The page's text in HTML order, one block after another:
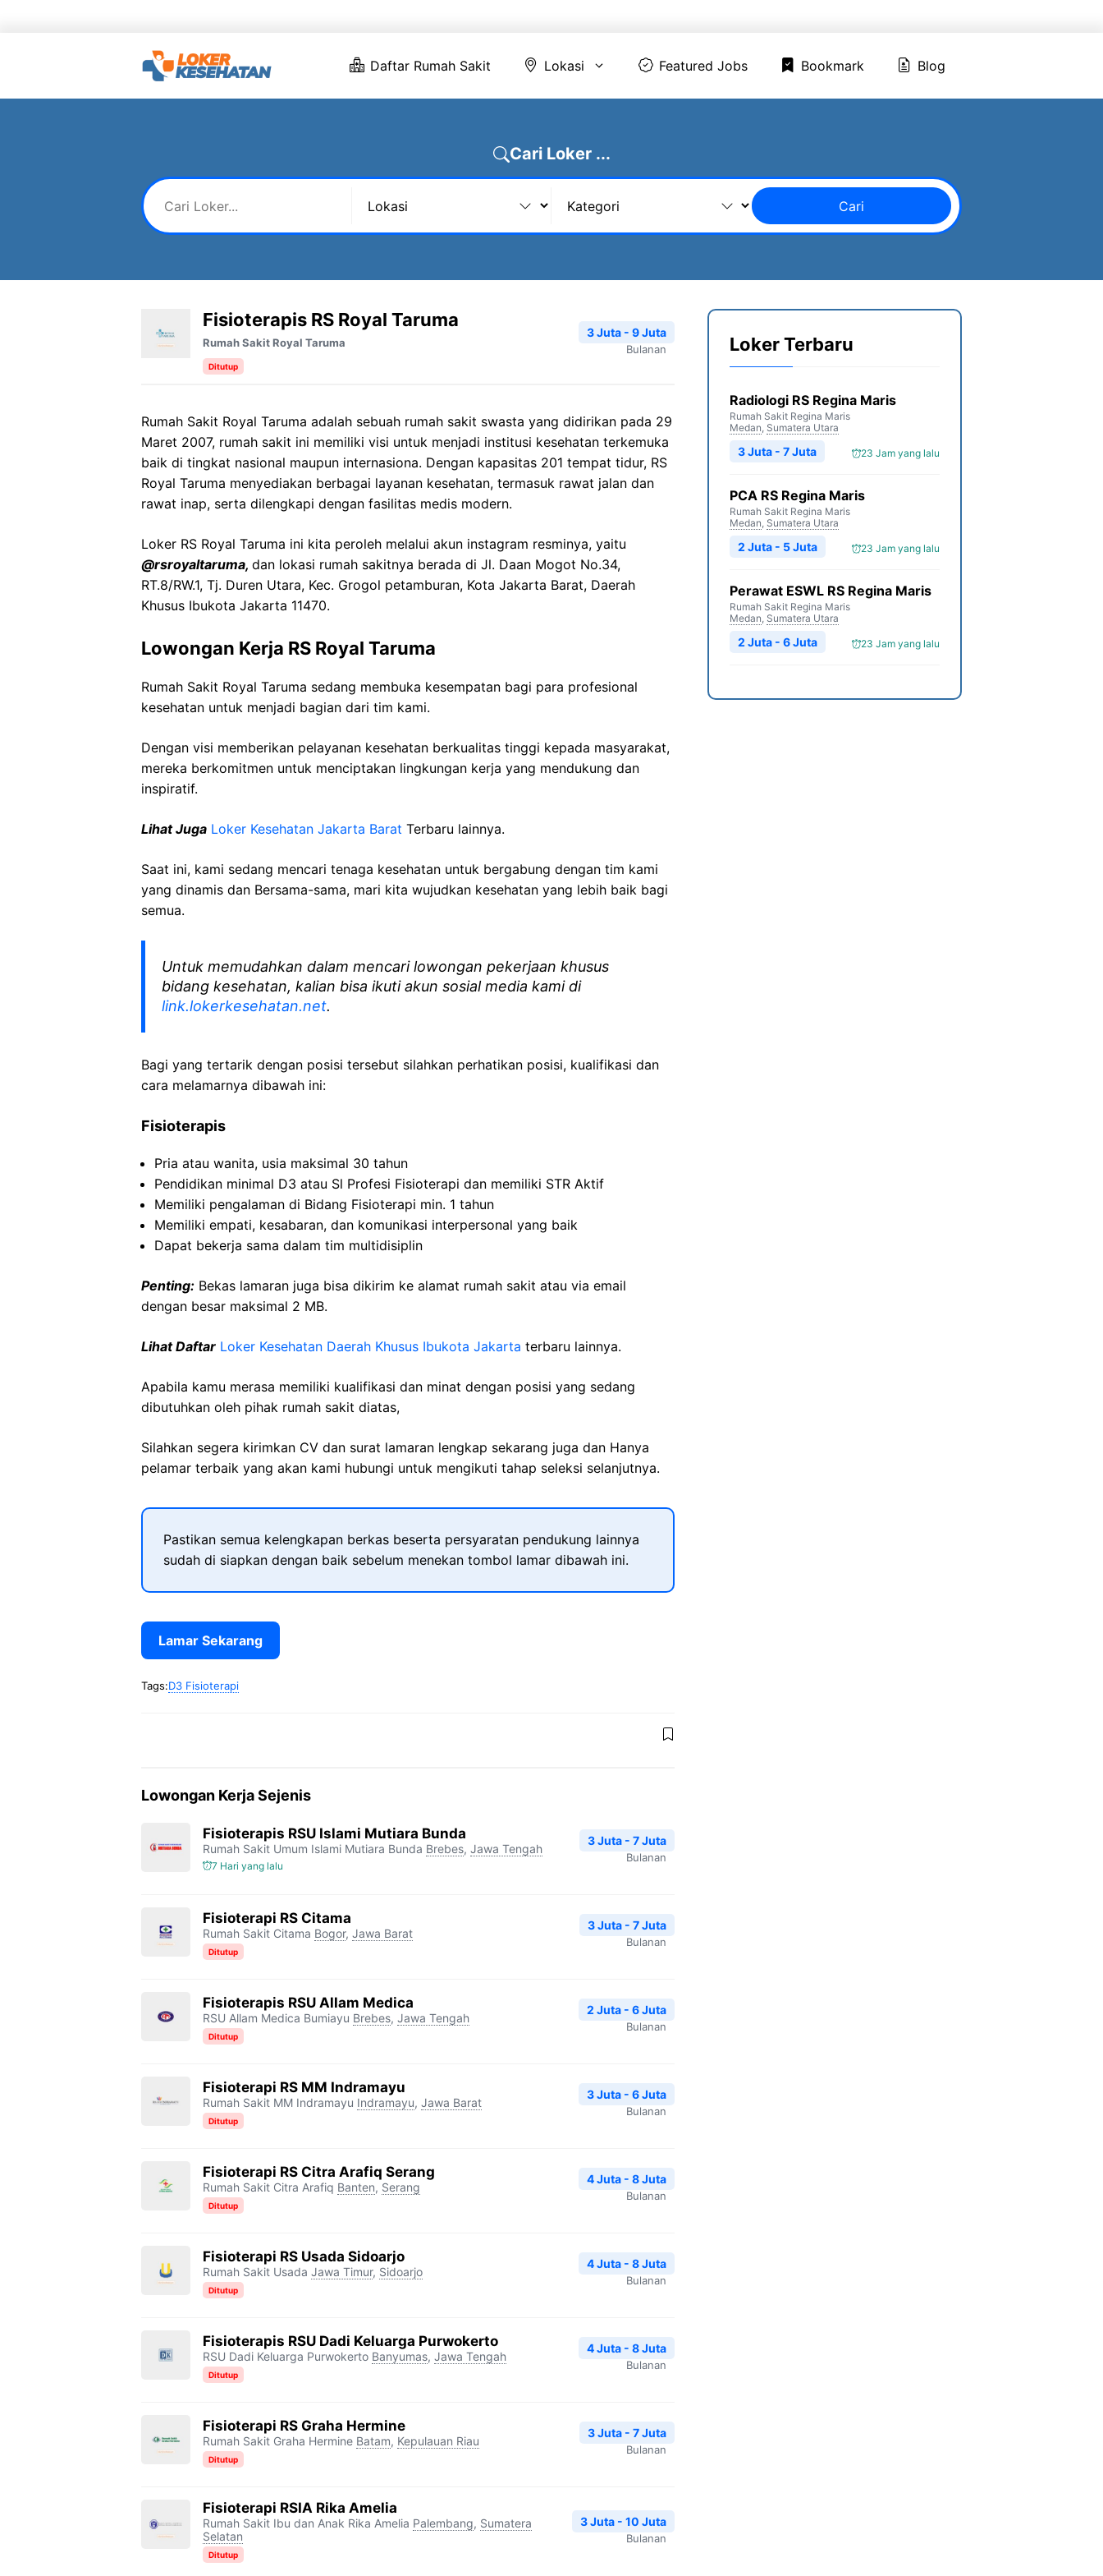
Daftar Rumah Sakit Lokasi Featured Jobs Bookmark Blog
Cari Loker ...
Cari
Fisioterapis RS Royal Taruma
Rumah Sakit Royal Taruma
Ditutup
3 Juta - 9 Juta
Bulanan
Rumah Sakit Royal Taruma adalah sebuah rumah sakit swasta yang didirikan pada 29
Maret 2007, rumah sakit ini memiliki visi untuk menjadi institusi kesehatan terkemuka
baik di tingkat nasional maupun internasiona. Dengan kapasitas 201 tempat tidur, RS
Royal Taruma menyediakan berbagai layanan kesehatan, termasuk rawat jalan dan
rawat inap, serta dilengkapi dengan fasilitas medis modern.
Loker RS Royal Taruma ini kita peroleh melalui akun instagram resminya, yaitu
@rsroyaltaruma, dan lokasi rumah sakitnya berada di Jl. Daan Mogot No.34,
RT.8/RW.1, Tj. Duren Utara, Kec. Grogol petamburan, Kota Jakarta Barat, Daerah
Khusus Ibukota Jakarta 11470.
Lowongan Kerja RS Royal Taruma
Rumah Sakit Royal Taruma sedang membuka kesempatan bagi para profesional
kesehatan untuk menjadi bagian dari tim kami.
Dengan visi memberikan pelayanan kesehatan berkualitas tinggi kepada masyarakat,
mereka berkomitmen untuk menciptakan lingkungan kerja yang mendukung dan
inspiratif.
Lihat Juga Loker Kesehatan Jakarta Barat Terbaru lainnya.
Saat ini, kami sedang mencari tenaga kesehatan untuk bergabung dengan tim kami
yang dinamis dan Bersama-sama, mari kita wujudkan kesehatan yang lebih baik bagi
semua.
Untuk memudahkan dalam mencari lowongan pekerjaan khusus
bidang kesehatan, kalian bisa ikuti akun sosial media kami di
link.lokerkesehatan.net.
Bagi yang tertarik dengan posisi tersebut silahkan perhatikan posisi, kualifikasi dan
cara melamarnya dibawah ini:
Fisioterapis
Pria atau wanita, usia maksimal 30 tahun
Pendidikan minimal D3 atau Sl Profesi Fisioterapi dan memiliki STR Aktif
Memiliki pengalaman di Bidang Fisioterapi min. 1 tahun
Memiliki empati, kesabaran, dan komunikasi interpersonal yang baik
Dapat bekerja sama dalam tim multidisiplin
Penting: Bekas lamaran juga bisa dikirim ke alamat rumah sakit atau via email
dengan besar maksimal 2 MB.
Lihat Daftar Loker Kesehatan Daerah Khusus Ibukota Jakarta terbaru lainnya.
Apabila kamu merasa memiliki kualifikasi dan minat dengan posisi yang sedang
dibutuhkan oleh pihak rumah sakit diatas,
Silahkan segera kirimkan CV dan surat lamaran lengkap sekarang juga dan Hanya
pelamar terbaik yang akan kami hubungi untuk mengikuti tahap seleksi selanjutnya.
Pastikan semua kelengkapan berkas beserta persyaratan pendukung lainnya
sudah di siapkan dengan baik sebelum menekan tombol lamar dibawah ini.
Lamar Sekarang
Tags:D3 Fisioterapi
Lowongan Kerja Sejenis
Fisioterapis RSU Islami Mutiara Bunda
Rumah Sakit Umum Islami Mutiara Bunda Brebes, Jawa Tengah
7 Hari yang lalu
3 Juta - 7 Juta
Bulanan
Fisioterapi RS Citama
Rumah Sakit Citama Bogor, Jawa Barat
Ditutup
3 Juta - 7 Juta
Bulanan
Fisioterapis RSU Allam Medica
RSU Allam Medica Bumiayu Brebes, Jawa Tengah
Ditutup
2 Juta - 6 Juta
Bulanan
Fisioterapi RS MM Indramayu
Rumah Sakit MM Indramayu Indramayu, Jawa Barat
Ditutup
3 Juta - 6 Juta
Bulanan
Fisioterapi RS Citra Arafiq Serang
Rumah Sakit Citra Arafiq Banten, Serang
Ditutup
4 Juta - 8 Juta
Bulanan
Fisioterapi RS Usada Sidoarjo
Rumah Sakit Usada Jawa Timur, Sidoarjo
Ditutup
4 Juta - 8 Juta
Bulanan
Fisioterapis RSU Dadi Keluarga Purwokerto
RSU Dadi Keluarga Purwokerto Banyumas, Jawa Tengah
Ditutup
4 Juta - 8 Juta
Bulanan
Fisioterapi RS Graha Hermine
Rumah Sakit Graha Hermine Batam, Kepulauan Riau
Ditutup
3 Juta - 7 Juta
Bulanan
Fisioterapi RSIA Rika Amelia
Rumah Sakit Ibu dan Anak Rika Amelia Palembang, Sumatera
Selatan
Ditutup
3 Juta - 10 Juta
Bulanan
Loker Terbaru
Radiologi RS Regina Maris
Rumah Sakit Regina Maris
Medan, Sumatera Utara
23 Jam yang lalu
3 Juta - 7 Juta
PCA RS Regina Maris
Rumah Sakit Regina Maris
Medan, Sumatera Utara
23 Jam yang lalu
2 Juta - 5 Juta
Perawat ESWL RS Regina Maris
Rumah Sakit Regina Maris
Medan, Sumatera Utara
23 Jam yang lalu
2 Juta - 6 Juta